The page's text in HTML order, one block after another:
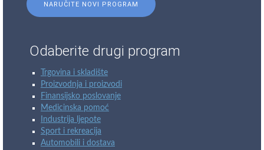
NARUČITE NOVI PROGRAM
Odaberite drugi program
Trgovina i skladište
Proizvodnja i proizvodi
Finansijsko poslovanje
Medicinska pomoć
Industrija ljepote
Sport i rekreacija
Automobili i dostava